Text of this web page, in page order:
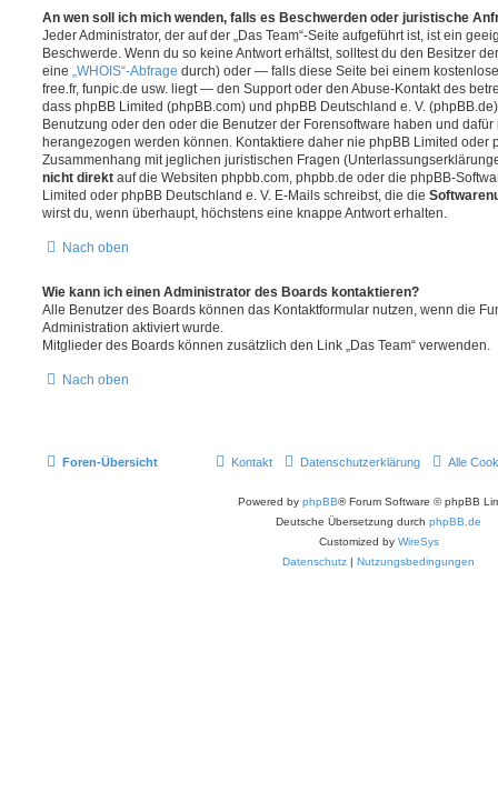
An wen soll ich mich wenden, falls es Beschwerden oder juristische
Jeder Administrator, der auf der „Das Team“-Seite aufgeführt ist, ist ein
Beschwerde. Wenn du so keine Antwort erhältst, solltest du den Besitzer
eine „WHOIS“-Abfrage durch) oder — falls diese Seite bei einem
free.fr, funpic.de usw. liegt — den Support oder den Abuse-Kontakt des
dass phpBB Limited (phpBB.com) und phpBB Deutschland e. V.
Benutzung oder den oder die Benutzer der Forensoftware haben und
herangezogen werden können. Kontaktiere daher nie phpBB Limited oder
Zusammenhang mit jeglichen juristischen Fragen
nicht direkt auf die Websiten phpbb.com, phpbb.de oder die phpBB-
Limited oder phpBB Deutschland e. V. E-Mails schreibst, die die
wirst du, wenn überhaupt, höchstens eine knappe Antwort erhalten.
Nach oben
Wie kann ich einen Administrator des Boards kontaktieren?
Alle Benutzer des Boards können das Kontaktformular nutzen, wenn die
Administration aktiviert wurde.
Mitglieder des Boards können zusätzlich den Link „Das Team“ verwenden.
Nach oben
Foren-Übersicht Alle
Datenschutzerklärung
Kontakt
Powered by phpBB® Forum Software © phpBB
Deutsche Übersetzung durch phpBB.de
Customized by WireSys
Datenschutz
Nutzungsbedingungen